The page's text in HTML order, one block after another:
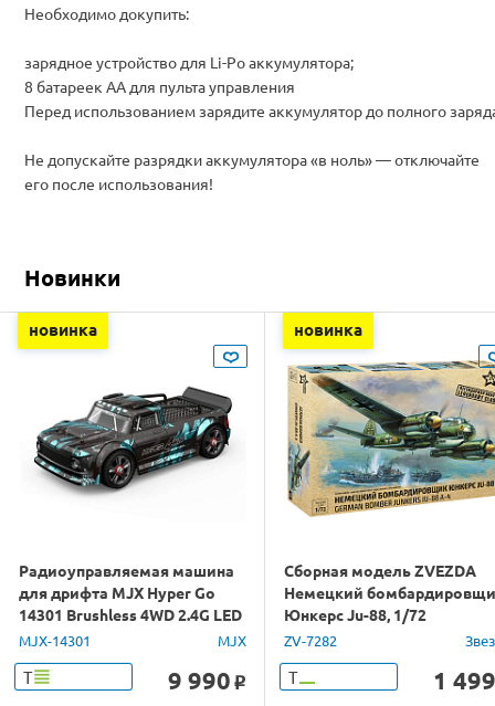
Необходимо докупить:
зарядное устройство для Li-Po аккумулятора;
8 батареек АА для пульта управления
Перед использованием зарядите аккумулятор до полного
Не допускайте разрядки аккумулятора «в ноль» — отключайте
его после использования!
Новинки
новинка
Радиоуправляемая машина
для дрифта MJX Hyper Go
14301 Brushless 4WD 2.4G LED
1/14 RTR
MJX-14301 MJX
Т 9 990 o
новинка
Сборная модель ZVEZDA
Немецкий
Юнкерс Ju-88, 1/72
ZV-7282
Т 1 499